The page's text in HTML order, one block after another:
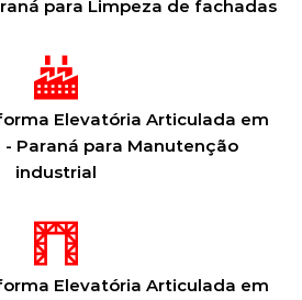
para Limpeza de fachadas
Elevatória Articulada em
- Paraná para Manutenção
industrial
Elevatória Articulada em